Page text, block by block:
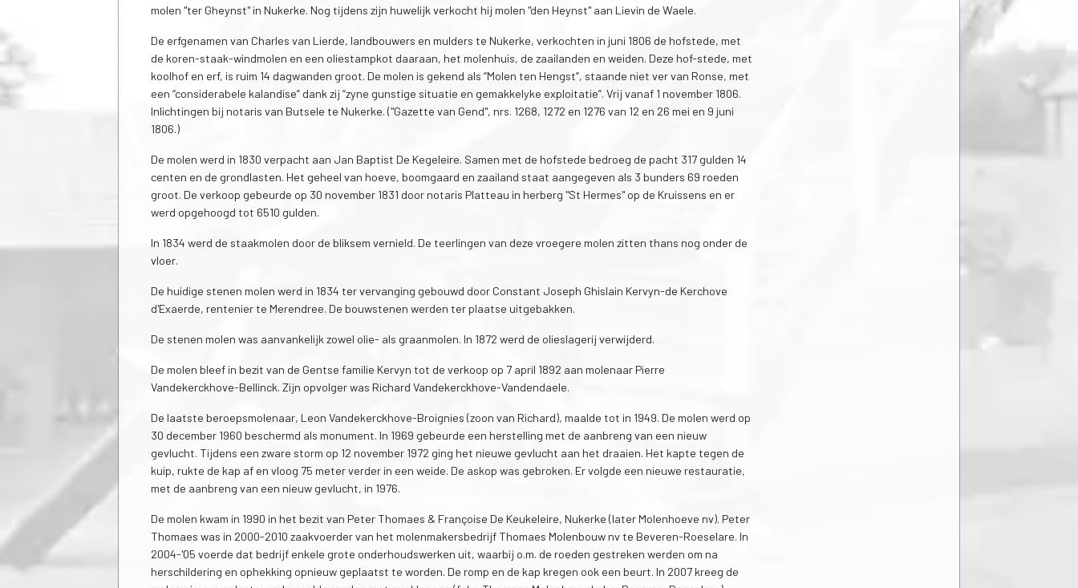
molen "ter Gheynst" in Nukerke. Nog tijdens zijn huwelijk verkocht hij molen "den Heynst" aan Lievin de Waele.
De erfgenamen van Charles van Lierde, landbouwers en mulders te Nukerke, verkochten in juni 1806 de hofstede, met
de koren-staak-windmolen en een oliestampkot daaraan, het molenhuis, de zaailanden en weiden. Deze hof-stede, met
koolhof en erf, is ruim 14 dagwanden groot. De molen is gekend als “Molen ten Hengst”, staande niet ver van Ronse, met
een “considerabele kalandise” dank zij “zyne gunstige situatie en gemakkelyke exploitatie”. Vrij vanaf 1 november 1806.
Inlichtingen bij notaris van Butsele te Nukerke. ("Gazette van Gend", nrs. 1268, 1272 en 1276 van 12 en 26 mei en 9 juni
1806.)
De molen werd in 1830 verpacht aan Jan Baptist De Kegeleire. Samen met de hofstede bedroeg de pacht 317 gulden 14
centen en de grondlasten. Het geheel van hoeve, boomgaard en zaailand staat aangegeven als 3 bunders 69 roeden
groot. De verkoop gebeurde op 30 november 1831 door notaris Platteau in herberg "St Hermes" op de Kruissens en er
werd opgehoogd tot 6510 gulden.
In 1834 werd de staakmolen door de bliksem vernield. De teerlingen van deze vroegere molen zitten thans nog onder de
vloer.
De huidige stenen molen werd in 1834 ter vervanging gebouwd door Constant Joseph Ghislain Kervyn-de Kerchove
d'Exaerde, rentenier te Merendree. De bouwstenen werden ter plaatse uitgebakken.
De stenen molen was aanvankelijk zowel olie- als graanmolen. In 1872 werd de olieslagerij verwijderd.
De molen bleef in bezit van de Gentse familie Kervyn tot de verkoop op 7 april 1892 aan molenaar Pierre
Vandekerckhove-Bellinck. Zijn opvolger was Richard Vandekerckhove-Vandendaele.
De laatste beroepsmolenaar, Leon Vandekerckhove-Broignies (zoon van Richard), maalde tot in 1949. De molen werd op
30 december 1960 beschermd als monument. In 1969 gebeurde een herstelling met de aanbreng van een nieuw
gevlucht. Tijdens een zware storm op 12 november 1972 ging het nieuwe gevlucht aan het draaien. Het kapte tegen de
kuip, rukte de kap af en vloog 75 meter verder in een weide. De askop was gebroken. Er volgde een nieuwe restauratie,
met de aanbreng van een nieuw gevlucht, in 1976.
De molen kwam in 1990 in het bezit van Peter Thomaes & Françoise De Keukeleire, Nukerke (later Molenhoeve nv). Peter
Thomaes was in 2000-2010 zaakvoerder van het molenmakersbedrijf Thomaes Molenbouw nv te Beveren-Roeselare. In
2004-'05 voerde dat bedrijf enkele grote onderhoudswerken uit, waarbij o.m. de roeden gestreken werden om na
herschildering en ophekking opnieuw geplaatst te worden. De romp en de kap kregen ook een beurt. In 2007 kreeg de